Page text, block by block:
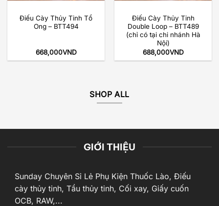
Điếu Cày Thủy Tinh Tổ
Ong – BTT494
668,000VND
Điếu Cày Thủy Tinh
Double Loop – BTT489
(chỉ có tại chi nhánh Hà
Nội)
688,000VND
SHOP ALL
GIỚI THIỆU
Sunday Chuyên Sỉ Lẻ Phụ Kiện Thuốc Lào, Điếu
cày thủy tinh, Tẩu thủy tinh, Cối xay, Giấy cuốn
OCB, RAW,...